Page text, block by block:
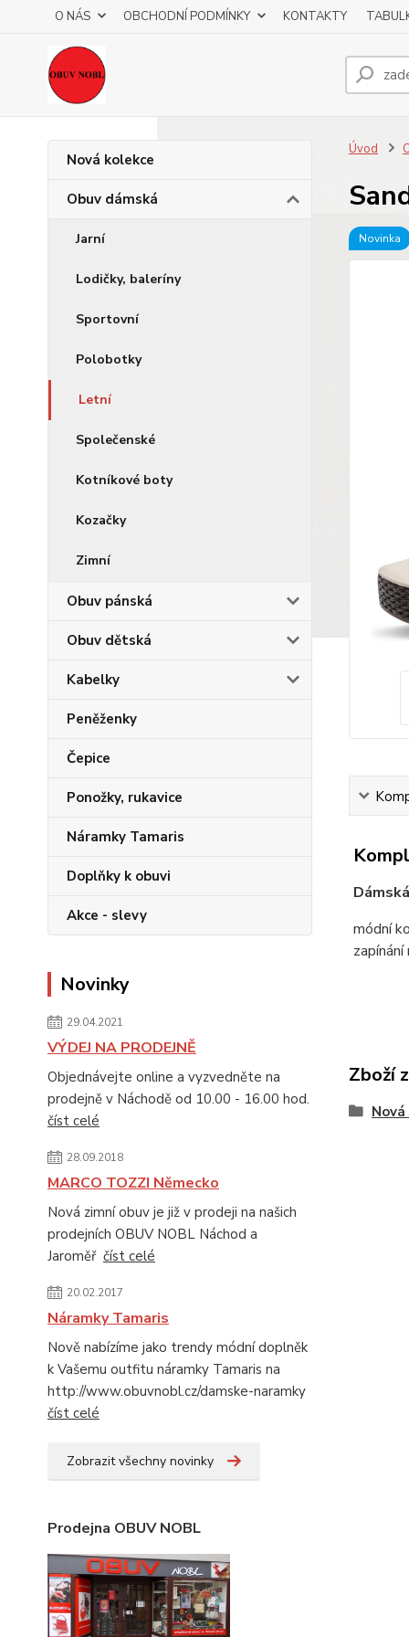
O NÁS OBCHODNÍ PODMÍNKY KONTAKTY
Nová kolekce
Obuv dámská
Jarní
Lodičky, baleríny
Sportovní
Polobotky
Letní
Společenské
Kotníkové boty
Kozačky
Zimní
Obuv pánská
Obuv dětská
Kabelky
Peněženky
Čepice
Ponožky, rukavice
Náramky Tamaris
Doplňky k obuvi
Akce - slevy
Novinky
29.04.2021
VÝDEJ NA PRODEJNĚ
Objednávejte online a vyzvedněte na
prodejně v Náchodě od 10.00 - 16.00 hod.
číst celé
28.09.2018
MARCO TOZZI Německo
Nová zimní obuv je již v prodeji na našich
prodejních OBUV NOBL Náchod a
Jaroměř číst celé
20.02.2017
Náramky Tamaris
Nově nabízíme jako trendy módní doplněk
k Vašemu outfitu náramky Tamaris na
http://www.obuvnobl.cz/damske-naramky
číst celé
Zobrazit všechny novinky
Prodejna OBUV NOBL
Úvod
Novinka
módní
Zboží